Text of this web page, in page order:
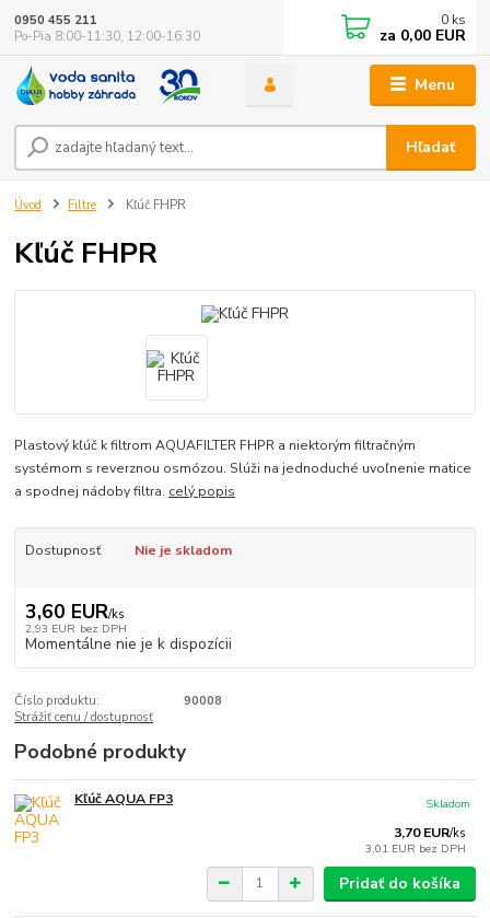
Menu
Hľadať
0950 455 211
Po-Pia 8:00-11:30, 12:00-16:30
0 ks
za 0,00 EUR
Úvod Filtre Kľúč FHPR
Kľúč FHPR
Plastový kľúč k filtrom AQUAFILTER FHPR a niektorým filtračným
systémom s reverznou osmózou. Slúži na jednoduché uvoľnenie matice
a spodnej nádoby filtra. celý popis
Dostupnosť Nie je skladom
3,60 EUR/ks
2,93 EUR bez DPH
Momentálne nie je k dispozícii
Číslo produktu:
90008
Strážiť cenu / dostupnosť
Podobné produkty
Kľúč AQUA FP3
3,70 EUR/ks
3,01 EUR bez DPH
Skladom
Pridať do košíka